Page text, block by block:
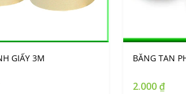
GIẤY 3M BĂNG TAN
2.000 ₫